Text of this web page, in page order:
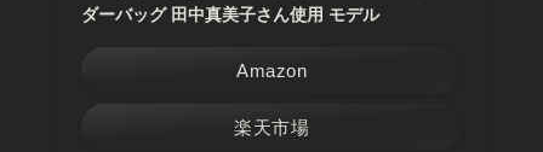
ダーバッグ 田中真美子さん使用 モデル
Amazon
楽天市場